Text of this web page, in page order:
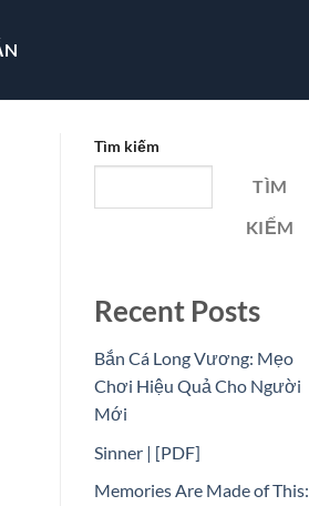
Tìm kiếm
TÌM
KIẾM
Recent Posts
Bắn Cá Long Vương: Mẹo
Chơi Hiệu Quả Cho Người
Mới
Sinner | [PDF]
Memories Are Made of This: